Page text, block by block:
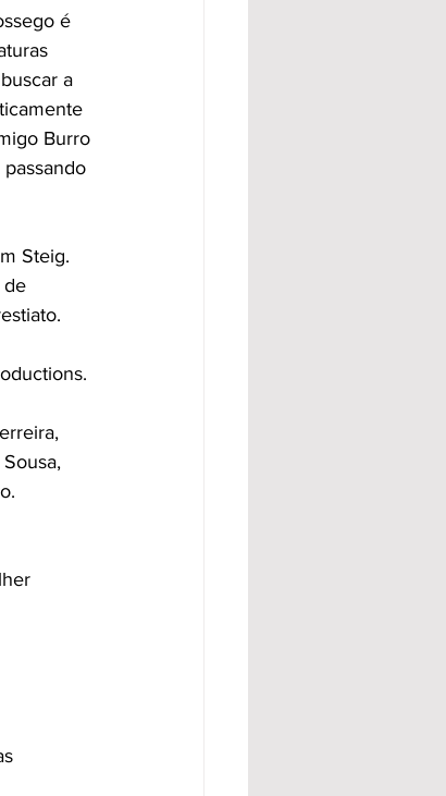
é
a
Burro
Steig.
de